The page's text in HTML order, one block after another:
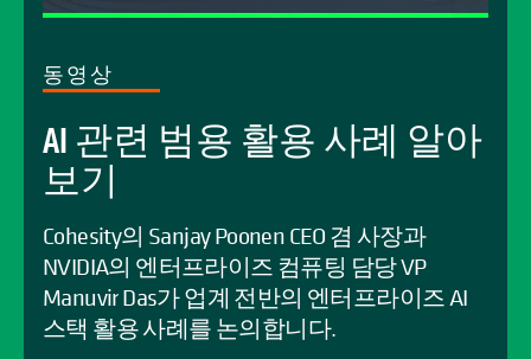
동영상
AI 관련 범용 활용 사례 알아
보기
Cohesity의 Sanjay Poonen CEO 겸 사장과
NVIDIA의 엔터프라이즈 컴퓨팅 담당 VP
Manuvir Das가 업계 전반의 엔터프라이즈 AI
스택 활용 사례를 논의합니다.